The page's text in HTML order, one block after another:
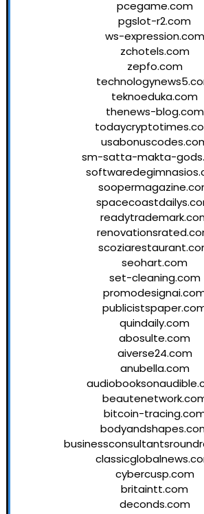
pcegame.com
pgslot-r2.com
ws-expression.com
zchotels.com
zepfo.com
teknoeduka.com
thenews-blog.com
sm-satta-makta-
seohart.com
set-cleaning.com
quindaily.com
abosulte.com
aiverse24.com
anubella.com
bitcoin-
cybercusp.com
britaintt.com
deconds.com